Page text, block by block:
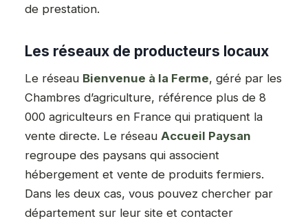
de prestation.
Les réseaux de producteurs locaux
Le réseau Bienvenue à la Ferme, géré par les
Chambres d’agriculture, référence plus de 8
000 agriculteurs en France qui pratiquent la
vente directe. Le réseau Accueil Paysan
regroupe des paysans qui associent
hébergement et vente de produits fermiers.
Dans les deux cas, vous pouvez chercher par
département sur leur site et contacter